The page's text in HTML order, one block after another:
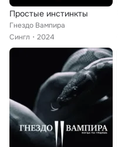
Простые инстинкты
Гнездо Вампира
Сингл
2024